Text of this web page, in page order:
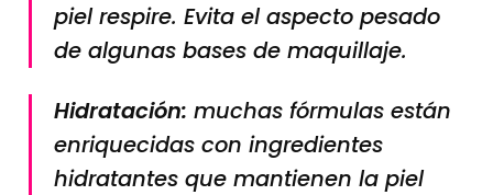
piel respire. Evita el aspecto pesado
de algunas bases de maquillaje.
Hidratación: muchas fórmulas están
enriquecidas con ingredientes
hidratantes que mantienen la piel